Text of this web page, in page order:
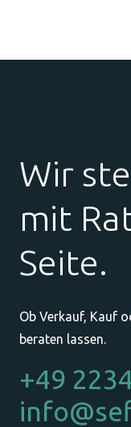
Wir
mit
Seite.
Ob Verkauf, Kauf
beraten lassen.
+49